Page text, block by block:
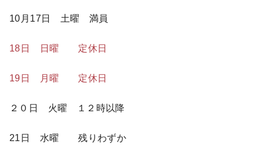
10月17日 土曜 満員
18日 日曜 定休日
19日 月曜 定休日
２０日 火曜 １２時以降
21日 水曜 残りわずか